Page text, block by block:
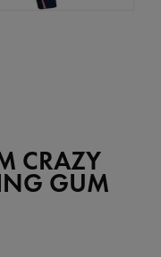
CRAZY
GUM